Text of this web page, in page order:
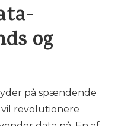
og
på spændende
revolutionere